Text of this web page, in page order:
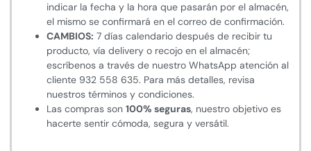
indicar la fecha y la hora que pasarán por el almacén,
el mismo se confirmará en el correo de confirmación.
CAMBIOS: 7 días calendario después de recibir tu
producto, vía delivery o recojo en el almacén;
escríbenos a través de nuestro WhatsApp atención al
cliente 932 558 635. Para más detalles, revisa
nuestros términos y condiciones.
Las compras son 100% seguras, nuestro objetivo es
hacerte sentir cómoda, segura y versátil.